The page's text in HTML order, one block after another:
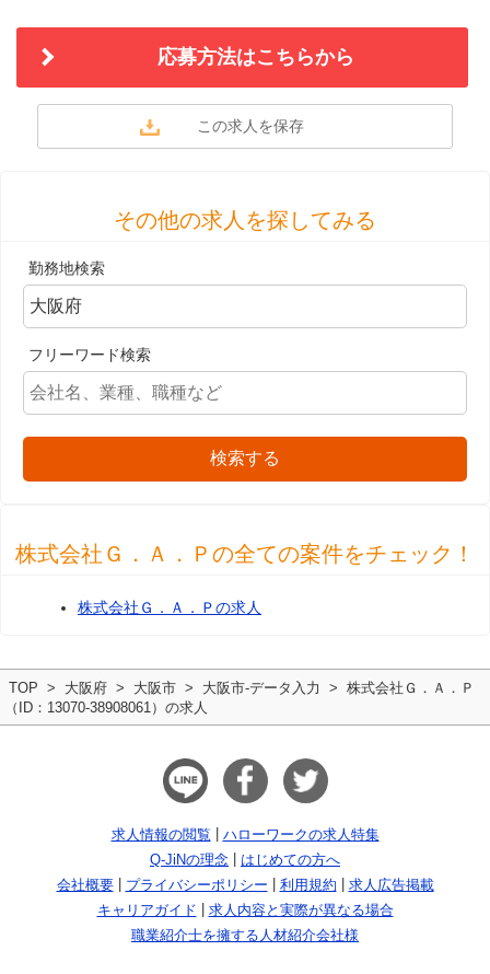
応募方法はこちらから
その他の求人を探してみる
勤務地検索
フリーワード検索
検索する
株式会社Ｇ．Ａ．Ｐの全ての案件をチェック！
株式会社Ｇ．Ａ．Ｐの求人
TOP 大阪府 大阪市 大阪市-データ入力
株式会社Ｇ．Ａ．Ｐ
（ID：13070-38908061）の求人
求人情報の閲覧
ハローワークの求人特集
Q-JiNの理念
はじめての方へ
会社概要
プライバシーポリシー 利用規約
求人広告掲載
キャリアガイド
求人内容と実際が異なる場合
職業紹介士を擁する人材紹介会社様